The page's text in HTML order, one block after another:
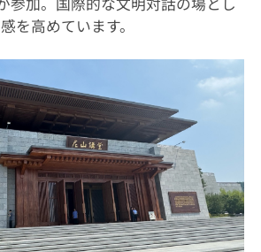
を高めています。